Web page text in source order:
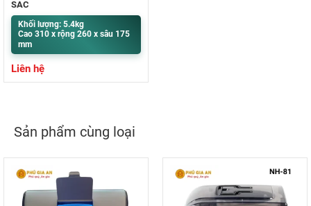
SẠC
Khối lượng: 5.4kg
Cao 310 x rộng 260 x sâu 175
mm
Liên hệ
Sản phẩm cùng loại